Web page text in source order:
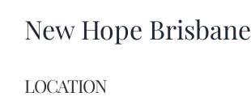
New Hope Brisbane
LOCATION